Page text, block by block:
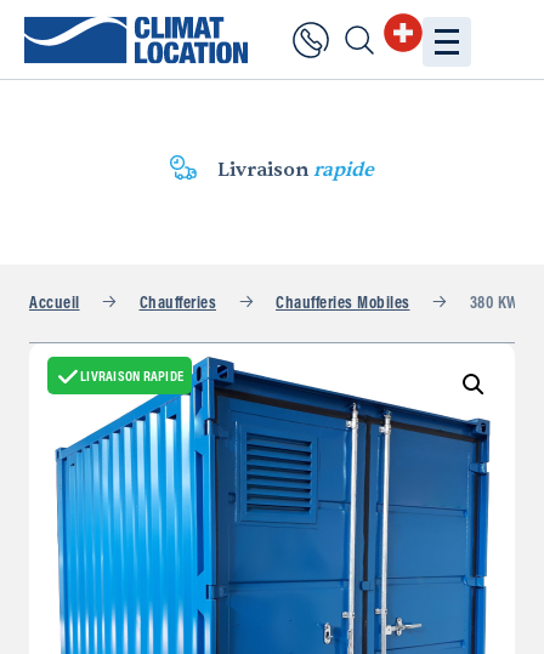
Livraisonrapide
Accueil Chaufferies Chaufferies Mobiles 380 KW
LIVRAISON RAPIDE